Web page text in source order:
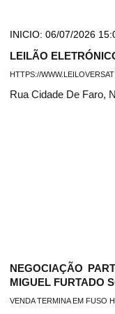
INICIO: 06/07/2026
LEILÃO
HTTPS://
Rua Cidade De Faro,
NEGOCIAÇÃO
MIGUEL FURTADO
VENDA TERMINA EM FUSO